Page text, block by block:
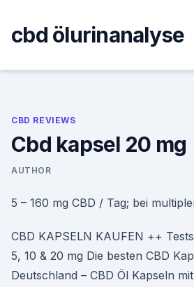
content
cbd ölurinanalyse
CBD REVIEWS
Cbd kapsel 20 mg
AUTHOR
5 – 160 mg CBD / Tag; bei
CBD KAPSELN KAUFEN ++
5, 10 & 20 mg Die besten CBD
Deutschland – CBD Öl Kapseln